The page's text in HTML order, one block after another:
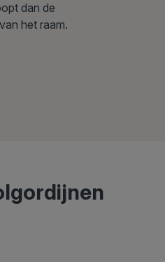
dan de
het raam.